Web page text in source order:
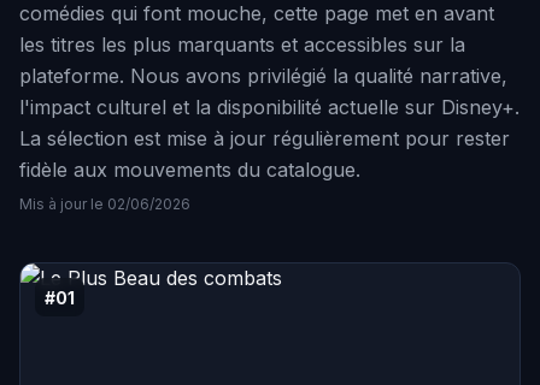
comédies qui font mouche, cette page met en avant
les titres les plus marquants et accessibles sur la
plateforme. Nous avons privilégié la qualité narrative,
l'impact culturel et la disponibilité actuelle sur Disney+.
La sélection est mise à jour régulièrement pour rester
fidèle aux mouvements du catalogue.
Mis à jour le 02/06/2026
#01